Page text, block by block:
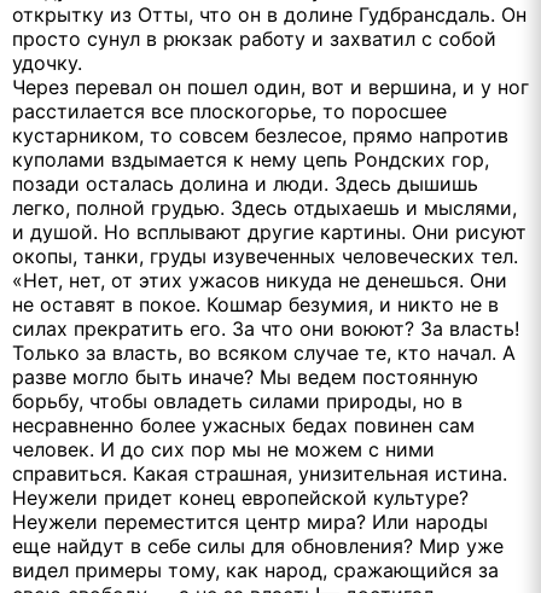
открытку из Отты, что он в долине Гудбрансдаль. Он
просто сунул в рюкзак работу и захватил с собой
удочку.
Через перевал он пошел один, вот и вершина, и у ног
расстилается все плоскогорье, то поросшее
кустарником, то совсем безлесое, прямо напротив
куполами вздымается к нему цепь Рондских гор,
позади осталась долина и люди. Здесь дышишь
легко, полной грудью. Здесь отдыхаешь и мыслями,
и душой. Но всплывают другие картины. Они рисуют
окопы, танки, груды изувеченных человеческих тел.
«Нет, нет, от этих ужасов никуда не денешься. Они
не оставят в покое. Кошмар безумия, и никто не в
силах прекратить его. За что они воюют? За власть!
Только за власть, во всяком случае те, кто начал. А
разве могло быть иначе? Мы ведем постоянную
борьбу, чтобы овладеть силами природы, но в
несравненно более ужасных бедах повинен сам
человек. И до сих пор мы не можем с ними
справиться. Какая страшная, унизительная истина.
Неужели придет конец европейской культуре?
Неужели переместится центр мира? Или народы
еще найдут в себе силы для обновления? Мир уже
видел примеры тому, как народ, сражающийся за